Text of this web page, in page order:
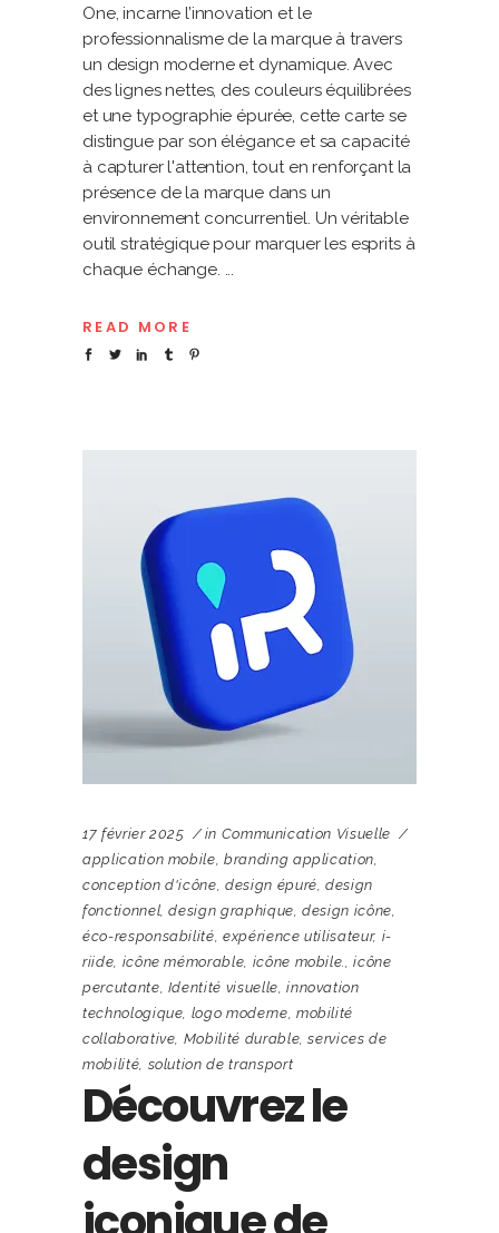
One, incarne l’innovation et le
professionnalisme de la marque à travers
un design moderne et dynamique. Avec
des lignes nettes, des couleurs équilibrées
et une typographie épurée, cette carte se
distingue par son élégance et sa capacité
à capturer l'attention, tout en renforçant la
présence de la marque dans un
environnement concurrentiel. Un véritable
outil stratégique pour marquer les esprits à
chaque échange.
READ MORE
17 février 2025 in Communication Visuelle
application mobile,branding application,
conception d'icône,design épuré,design
fonctionnel,design graphique,design icône,
éco-responsabilité,expérience utilisateur, i-
riide, icône mémorable, icône mobile.,icône
percutante, Identité visuelle,innovation
technologique, logo moderne, mobilité
collaborative, Mobilité durable,services de
mobilité, solution de transport
Découvrez le
design